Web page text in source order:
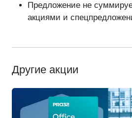
Предложение не
акциями и
Другие акции